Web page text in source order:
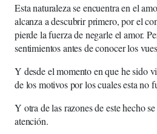
Esta naturaleza se encuentra en el
alcanza a descubrir primero, por el
pierde la fuerza de negarle el amor.
sentimientos antes de conocer los
Y desde el momento en que he sido
de los motivos por los cuales esta no
Y otra de las razones de este hecho
atención.